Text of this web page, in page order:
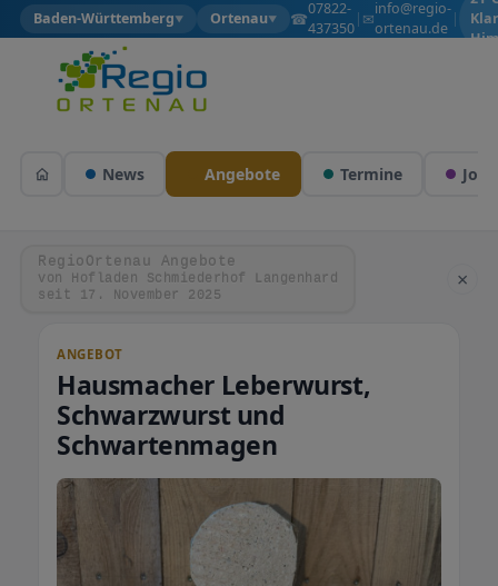
Baden-Württemberg▼ Ortenau▼ ☎07822-
437350
| ✉info@regio-
ortenau.de
|
News Angebote Termine Jobs
RegioOrtenau Angebote
von Hofladen Schmiederhof Langenhard
seit 17. November 2025
×
ANGEBOT
Hausmacher Leberwurst,
Schwarzwurst und
Schwartenmagen